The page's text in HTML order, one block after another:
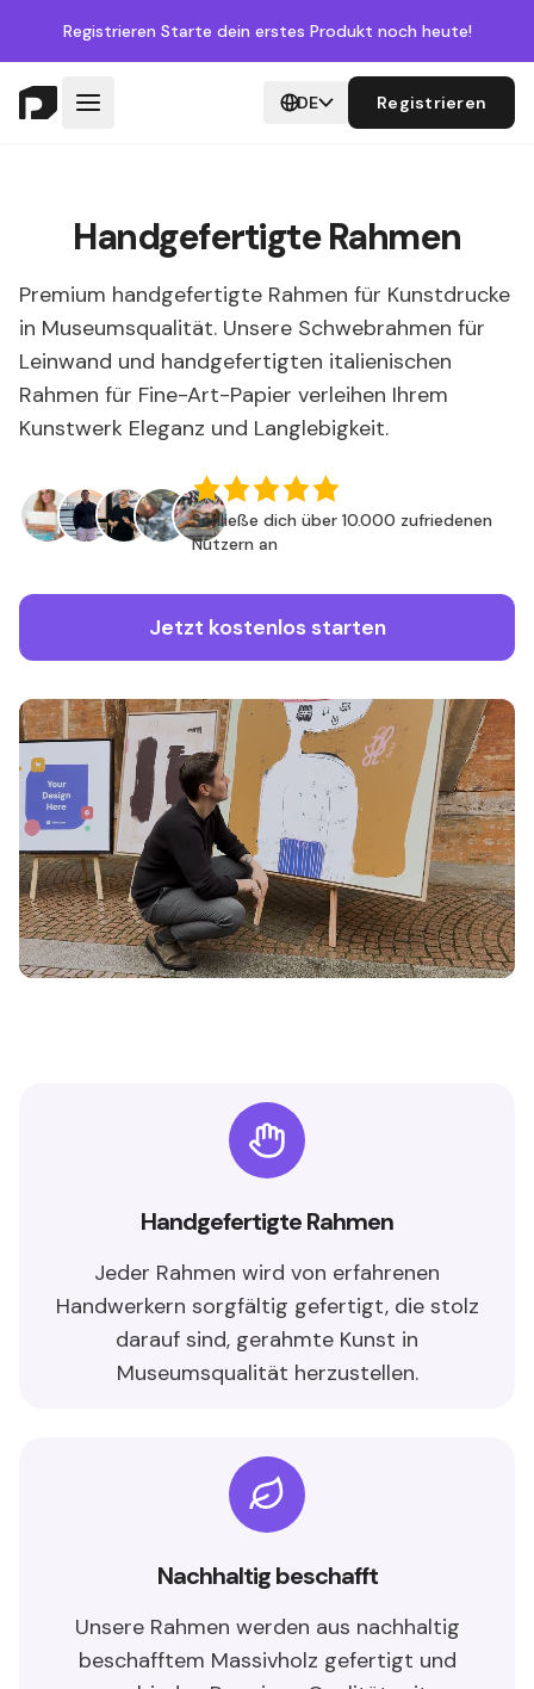
Registrieren Starte dein erstes Produkt noch heute!
DE Registrieren
Handgefertigte Rahmen
Premium handgefertigte Rahmen für Kunstdrucke
in Museumsqualität. Unsere Schwebrahmen für
Leinwand und handgefertigten italienischen
Rahmen für Fine-Art-Papier verleihen Ihrem
Kunstwerk Eleganz und Langlebigkeit.
Schließe dich über 10.000 zufriedenen
Nutzern an
Jetzt kostenlos starten
Handgefertigte Rahmen
Jeder Rahmen wird von erfahrenen
Handwerkern sorgfältig gefertigt, die stolz
darauf sind, gerahmte Kunst in
Museumsqualität herzustellen.
Nachhaltig beschafft
Unsere Rahmen werden aus nachhaltig
beschafftem Massivholz gefertigt und